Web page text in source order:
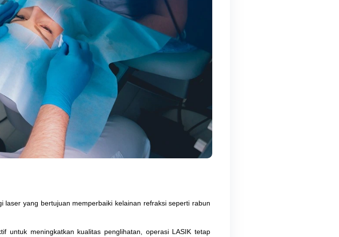
yang bertujuan memperbaiki kelainan refraksi seperti rabun
untuk meningkatkan kualitas penglihatan, operasi LASIK tetap